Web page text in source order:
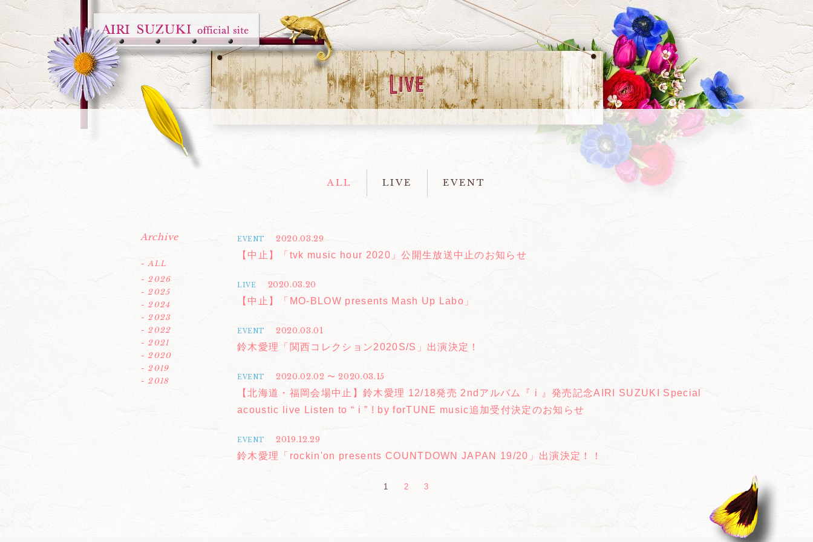
ALL LIVE EVENT
EVENT
2020.03.29
【中止】「tvk music hour 2020」公開生放送中止のお知らせ
LIVE
2020.03.20
【中止】「MO-BLOW presents Mash Up Labo」
EVENT
2020.03.01
鈴木愛理「関西コレクション2020S/S」出演決定！
EVENT
2020.02.02 〜 2020.03.15
【北海道・福岡会場中止】鈴木愛理 12/18発売 2ndアルバム『 i 』発売記念AIRI SUZUKI Special
acoustic live Listen to “ i ” ! by forTUNE music追加受付決定のお知らせ
EVENT
2019.12.29
鈴木愛理「rockin'on presents COUNTDOWN JAPAN 19/20」出演決定！！
Archive
- ALL
- 2026
- 2025
- 2024
- 2023
- 2022
- 2021
- 2020
- 2019
- 2018
1 2 3